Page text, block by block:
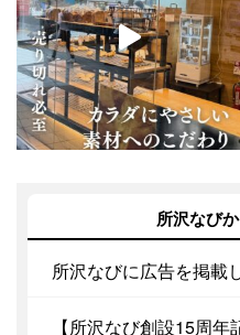
所沢なび
所沢なびに広告を掲載
【所沢なび創設15周